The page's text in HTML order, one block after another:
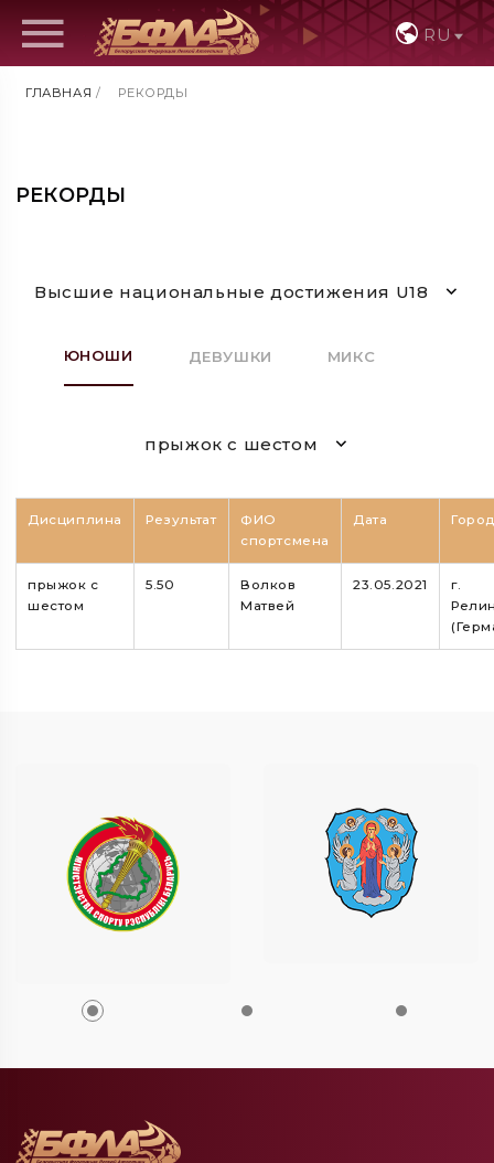
RU
ГЛАВНАЯ / РЕКОРДЫ
РЕКОРДЫ
Высшие национальные достижения U18
ЮНОШИ ДЕВУШКИ МИКС
прыжок с шестом
Дисциплина Результат
ФИО
спортсмена
Дата
прыжок с
шестом
5.50
Волков
Матвей
23.05.2021
г.